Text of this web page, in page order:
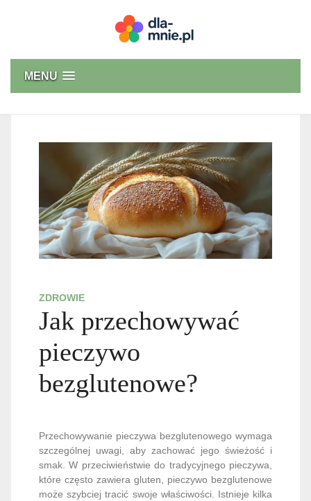
MENU
ZDROWIE
Jak przechowywać
pieczywo
bezglutenowe?
Przechowywanie pieczywa bezglutenowego wymaga
szczególnej uwagi, aby zachować jego świeżość i
smak. W przeciwieństwie do tradycyjnego pieczywa,
które często zawiera gluten, pieczywo bezglutenowe
może szybciej tracić swoje właściwości. Istnieje kilka